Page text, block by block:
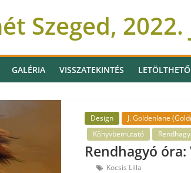
Szeged,
GALÉRIA VISSZATEKINTÉS
Design J. Goldenlane
Könyvbemutató
Rendhagyó
Kocsis Lilla